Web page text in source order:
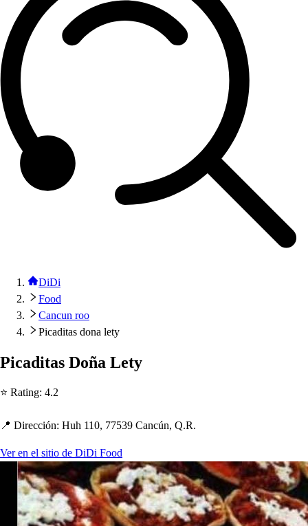
DiDi
Food
Cancun roo
Picaditas dona lety
Picaditas Doña Lety
⭐ Rating: 4.2
📍 Dirección: Huh 110, 77539 Cancún, Q.R.
Ver en el sitio de DiDi Food